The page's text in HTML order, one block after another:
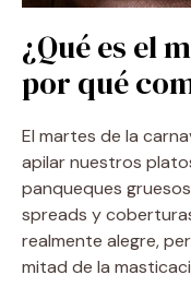
¿Qué es el
por qué
El martes de la
apilar nuestros
panqueques
spreads y
realmente alegre,
mitad de la